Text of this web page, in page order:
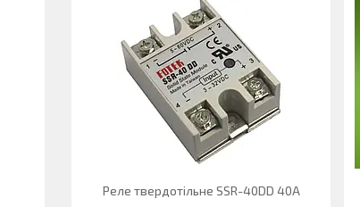
Реле твердотільне SSR-40DD 40A